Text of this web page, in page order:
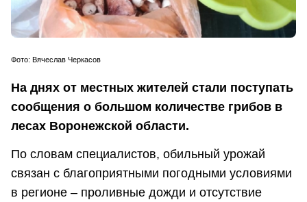
Фото: Вячеслав Черкасов
На днях от местных жителей стали поступать
сообщения о большом количестве грибов в
лесах Воронежской области.
По словам специалистов, обильный урожай
связан с благоприятными погодными условиями
в регионе – проливные дожди и отсутствие